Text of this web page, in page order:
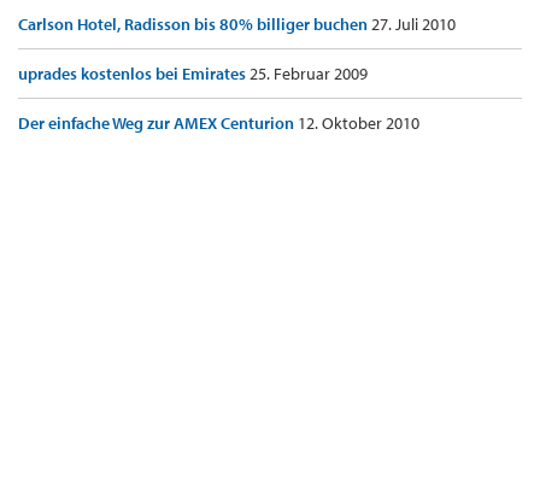
Carlson Hotel, Radisson bis 80% billiger buchen27. Juli 2010
uprades kostenlos bei Emirates25. Februar 2009
Der einfache Weg zur AMEX Centurion 12. Oktober 2010